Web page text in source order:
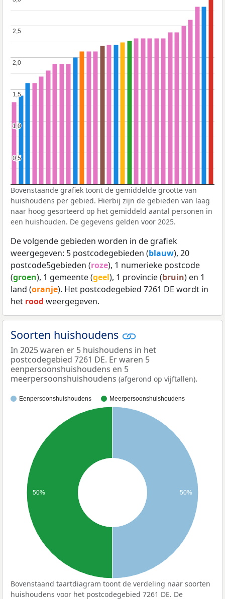
0,5
0,5
1,0
1,0
1,5
1,5
2,0
2,0
2,5
2,5
Bovenstaande grafiek toont de gemiddelde grootte van
huishoudens per gebied. Hierbij zijn de gebieden van laag
naar hoog gesorteerd op het gemiddeld aantal personen in
een huishouden. De gegevens gelden voor 2025.
De volgende gebieden worden in de grafiek
weergegeven: 5 postcodegebieden (blauw), 20
postcode5gebieden (roze), 1 numerieke postcode
(groen), 1 gemeente (geel), 1 provincie (bruin) en 1
land (oranje). Het postcodegebied 7261 DE wordt in
het rood weergegeven.
Soorten huishoudens
In 2025 waren er 5 huishoudens in het
postcodegebied 7261 DE. Er waren 5
eenpersoonshuishoudens en 5
meerpersoonshuishoudens (afgerond op vijftallen).
Eenpersoonshuishoudens Meerpersoonshuishoudens
50% 50%
Bovenstaand taartdiagram toont de verdeling naar soorten
huishoudens voor het postcodegebied 7261 DE. De